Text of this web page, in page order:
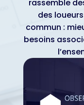
rassemble
des
commun :
besoins